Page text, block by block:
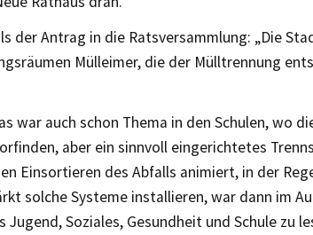
der Antrag in die Ratsversammlung: „Die
Mülleimer, die der Mülltrennung
war auch schon Thema in den Schulen, wo
aber ein sinnvoll eingerichtetes
Einsortieren des Abfalls animiert, in der
solche Systeme installieren, war dann im
Soziales, Gesundheit und Schule zu